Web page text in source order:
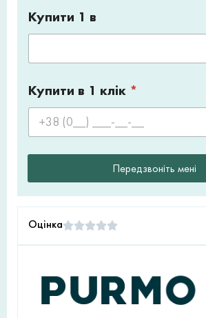
Купити 1 в
Купити в 1 клік *
Передзвоніть мені
Оцінка